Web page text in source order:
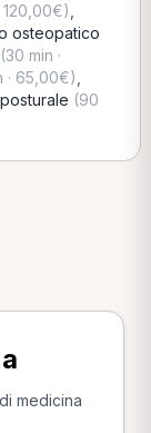
120,00€)
osteopatico
(30 min ·
· 65,00€)
(90
medicina